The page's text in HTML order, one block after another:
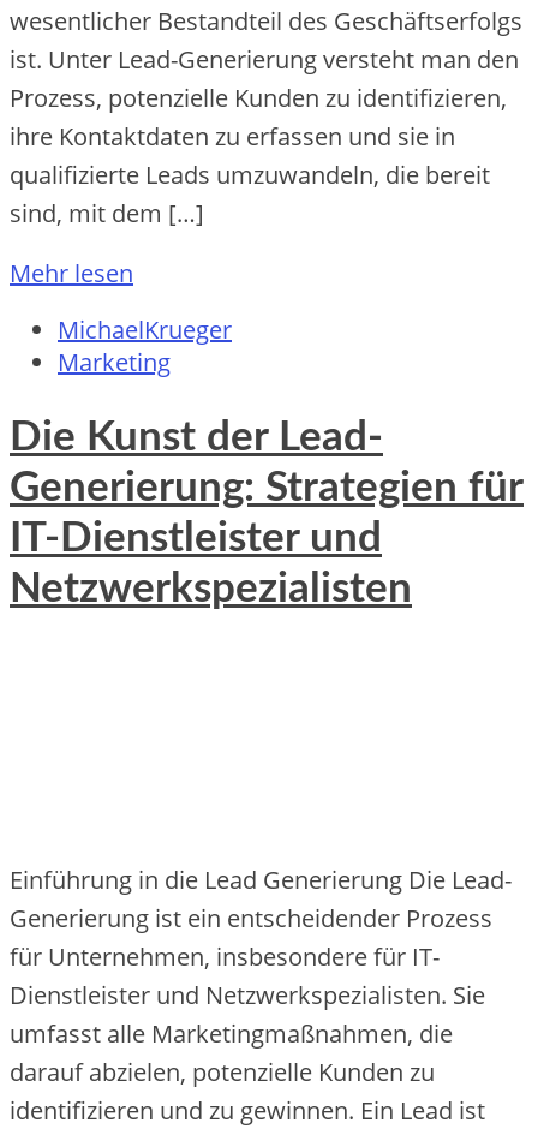
wesentlicher Bestandteil des Geschäftserfolgs
ist. Unter Lead-Generierung versteht man den
Prozess, potenzielle Kunden zu identifizieren,
ihre Kontaktdaten zu erfassen und sie in
qualifizierte Leads umzuwandeln, die bereit
sind, mit dem […]
Mehr lesen
MichaelKrueger
Marketing
Die Kunst der Lead-
Generierung: Strategien für
IT-Dienstleister und
Netzwerkspezialisten
Einführung in die Lead Generierung Die Lead-
Generierung ist ein entscheidender Prozess
für Unternehmen, insbesondere für IT-
Dienstleister und Netzwerkspezialisten. Sie
umfasst alle Marketingmaßnahmen, die
darauf abzielen, potenzielle Kunden zu
identifizieren und zu gewinnen. Ein Lead ist